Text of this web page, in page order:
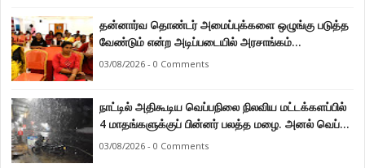
தன்னார்வ தொண்டர் அமைப்புக்களை ஒழுங்கு படுத்த
வேண்டும் என்ற அடிப்படையில் அரசாங்கம்
கொண்டுவரவுள்ள சட்டம் - சட்டத்தரணி ஐங்கரன்.
03/08/2026 - 0 Comments
நாட்டில் அதிகூடிய வெப்பநிலை நிலவிய மட்டக்களப்பில்
4 மாதங்களுக்குப் பின்னர் பலத்த மழை. அனல் வெப்பக்
காலநிலை தணிந்தது.
03/08/2026 - 0 Comments